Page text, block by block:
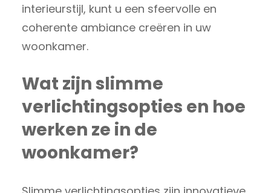
interieurstijl, kunt u een sfeervolle en
coherente ambiance creëren in uw
woonkamer.
Wat zijn slimme
verlichtingsopties en hoe
werken ze in de
woonkamer?